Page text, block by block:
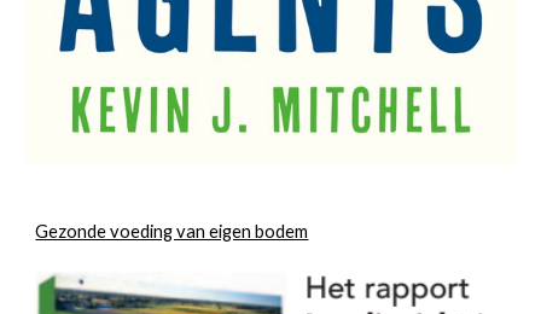
Gezonde voeding van eigen bodem